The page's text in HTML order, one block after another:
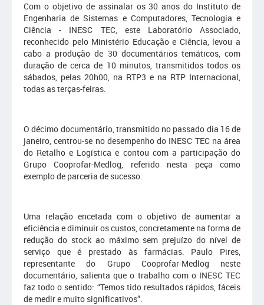
Com o objetivo de assinalar os 30 anos do Instituto de
Engenharia de Sistemas e Computadores, Tecnologia e
Ciência - INESC TEC, este Laboratório Associado,
reconhecido pelo Ministério Educação e Ciência, levou a
cabo a produção de 30 documentários temáticos, com
duração de cerca de 10 minutos, transmitidos todos os
sábados, pelas 20h00, na RTP3 e na RTP Internacional,
todas as terças-feiras.
O décimo documentário, transmitido no passado dia 16 de
janeiro, centrou-se no desempenho do INESC TEC na área
do Retalho e Logística e contou com a participação do
Grupo Cooprofar-Medlog, referido nesta peça como
exemplo de parceria de sucesso.
Uma relação encetada com o objetivo de aumentar a
eficiência e diminuir os custos, concretamente na forma de
redução do stock ao máximo sem prejuízo do nível de
serviço que é prestado às farmácias. Paulo Pires,
representante do Grupo Cooprofar-Medlog neste
documentário, salienta que o trabalho com o INESC TEC
faz todo o sentido: “Temos tido resultados rápidos, fáceis
de medir e muito significativos”.